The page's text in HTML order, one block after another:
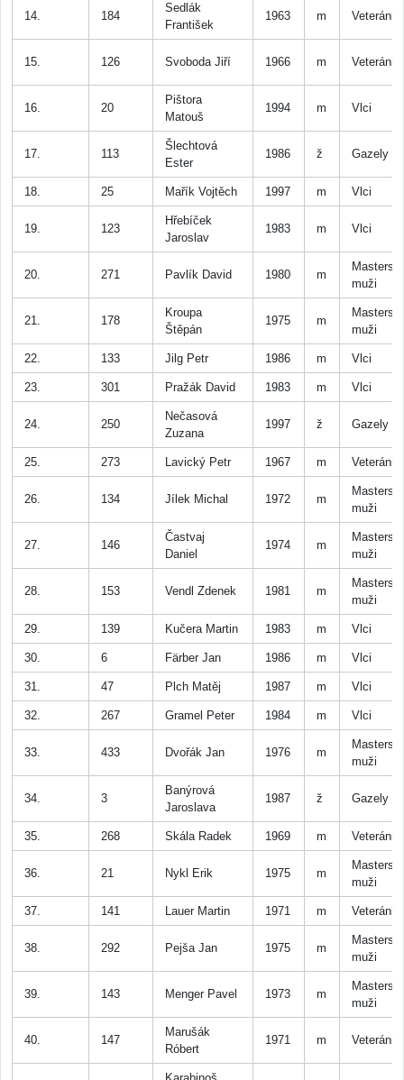
14. 184
Sedlák
František
1963 m Veteráni
15. 126 Svoboda Jiří 1966 m Veteráni
16. 20
Pištora
Matouš
1994 m Vlci
17. 113
Šlechtová
Ester
1986 ž Gazely
18. 25 Mařík Vojtěch 1997 m Vlci
19. 123
Hřebíček
Jaroslav
1983 m Vlci
20. 271 Pavlík David 1980 m
Masters
muži
21. 178
Kroupa
Štěpán
1975 m
Masters
muži
22. 133 Jilg Petr 1986 m Vlci
23. 301 Pražák David 1983 m Vlci
24. 250
Nečasová
Zuzana
1997 ž Gazely
25. 273 Lavický Petr 1967 m Veteráni
26. 134 Jílek Michal 1972 m
Masters
muži
27. 146
Častvaj
Daniel
1974 m
Masters
muži
28. 153 Vendl Zdenek 1981 m
Masters
muži
29. 139 Kučera Martin 1983 m Vlci
30. 6 Färber Jan 1986 m Vlci
31. 47 Plch Matěj 1987 m Vlci
32. 267 Gramel Peter 1984 m Vlci
33. 433 Dvořák Jan 1976 m
Masters
muži
34. 3
Banýrová
Jaroslava
1987 ž Gazely
35. 268 Skála Radek 1969 m Veteráni
36. 21 Nykl Erik 1975 m
Masters
muži
37. 141 Lauer Martin 1971 m Veteráni
38. 292 Pejša Jan 1975 m
Masters
muži
39. 143 Menger Pavel 1973 m
Masters
muži
40. 147
Marušák
Róbert
1971 m Veteráni